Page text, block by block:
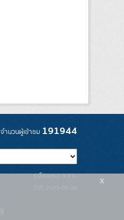
จำนวนผู้เข้าชม 191944
รุ่นโปรแกรม: 3.0.0
วันที่: 2025-06-26
x